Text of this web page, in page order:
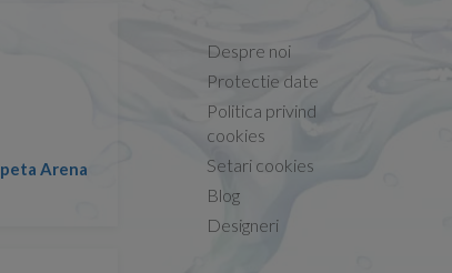
Arena
Conform descrierii!
13.02.2026
Despre noi
Protectie date
Politica privind
cookies
Setari cookies
Blog
Designeri